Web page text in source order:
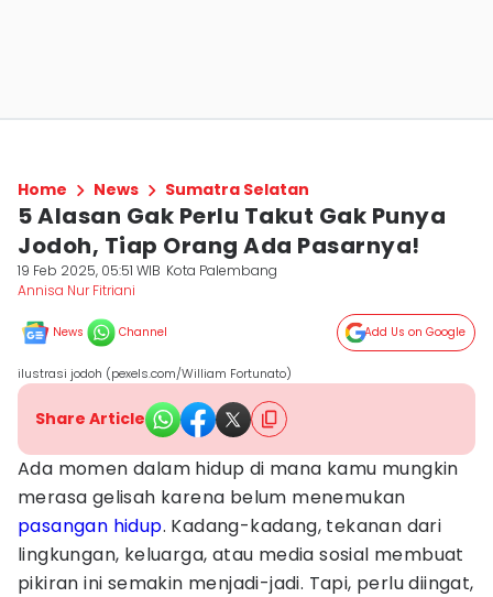
Home News Sumatra Selatan
5 Alasan Gak Perlu Takut Gak Punya
Jodoh, Tiap Orang Ada Pasarnya!
19 Feb 2025, 05:51 WIB Kota Palembang
Annisa Nur Fitriani
News Channel Add Us on Google
ilustrasi jodoh (pexels.com/William Fortunato)
Share Article
Ada momen dalam hidup di mana kamu mungkin
merasa gelisah karena belum menemukan
pasangan hidup. Kadang-kadang, tekanan dari
lingkungan, keluarga, atau media sosial membuat
pikiran ini semakin menjadi-jadi. Tapi, perlu diingat,